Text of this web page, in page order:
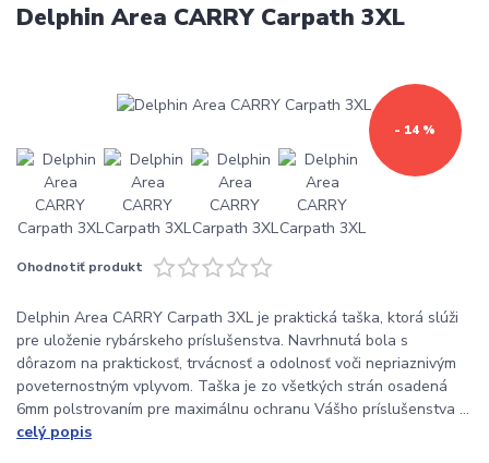
Delphin Area CARRY Carpath 3XL
- 14 %
Ohodnotiť produkt
Delphin Area CARRY Carpath 3XL je praktická taška, ktorá slúži
pre uloženie rybárskeho príslušenstva. Navrhnutá bola s
dôrazom na praktickosť, trvácnosť a odolnosť voči nepriaznivým
poveternostným vplyvom. Taška je zo všetkých strán osadená
6mm polstrovaním pre maximálnu ochranu Vášho príslušenstva ...
celý popis